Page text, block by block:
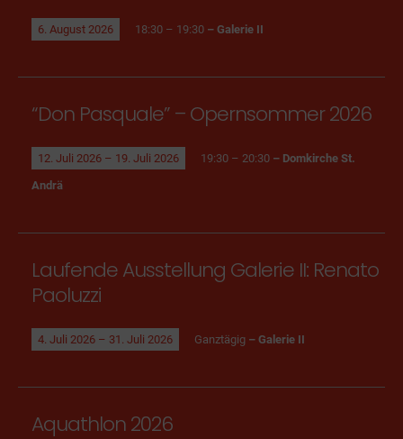
6. August 2026 18:30 – 19:30 – Galerie II
“Don Pasquale” – Opernsommer 2026
12. Juli 2026 – 19. Juli 2026 19:30 – 20:30 – Domkirche St.
Andrä
Laufende Ausstellung Galerie II: Renato
Paoluzzi
4. Juli 2026 – 31. Juli 2026 Ganztägig – Galerie II
Aquathlon 2026